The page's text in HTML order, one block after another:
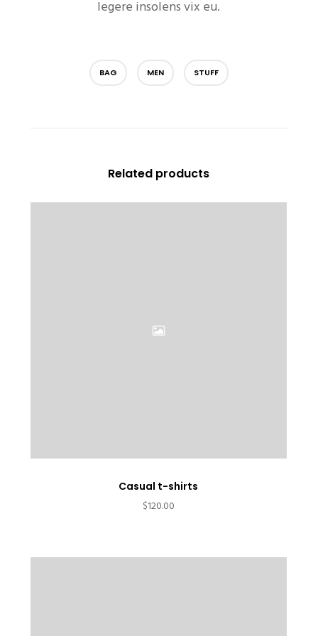
legere insolens vix eu.
BAG MEN STUFF
Related products
Casual t-shirts
$120.00